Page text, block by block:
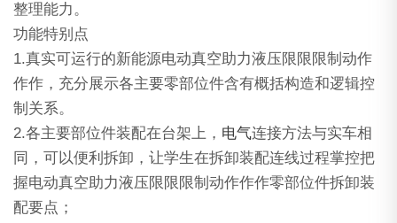
整理能力。
功能特别点
1.真实可运行的新能源电动真空助力液压限限限制动作
作作，充分展示各主要零部位件含有概括构造和逻辑控
制关系。
2.各主要部位件装配在台架上， 电气连接方法与实车相
同，可以便利拆卸，让学生在拆卸装配连线过程掌控把
握电动真空助力液压限限限制动作作作零部位件拆卸装
配要点；